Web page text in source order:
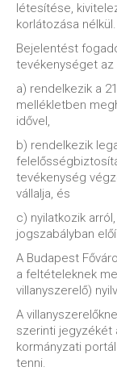
létesítése,
korlátozása nélkül.
Bejelentést
tevékenységet az
a) rendelkezik a
mellékletben
idővel,
b) rendelkezik
tevékenység
vállalja, és
c) nyilatkozik
jogszabályban
A Budapest
a feltételeknek
villanyszerelő)
A
szerinti jegyzékét
kormányzati
tenni.